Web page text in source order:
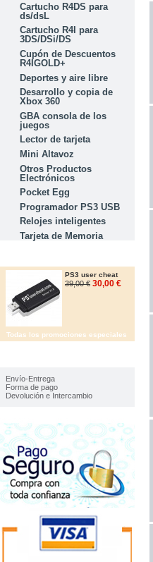
Cartucho R4DS para
ds/dsL
Cartucho R4I para
3DS/DSi/DS
Cupón de Descuentos
R4IGOLD+
Deportes y aire libre
Desarrollo y copia de
Xbox 360
GBA consola de los
juegos
Lector de tarjeta
Mini Altavoz
Otros Productos
Electrónicos
Pocket Egg
Programador PS3 USB
Relojes inteligentes
Tarjeta de Memoria
PS3 user cheat
39,00 € 30,00 €
Todas los promociones especiales
Envío-Entrega
Forma de pago
Devolución e Intercambio